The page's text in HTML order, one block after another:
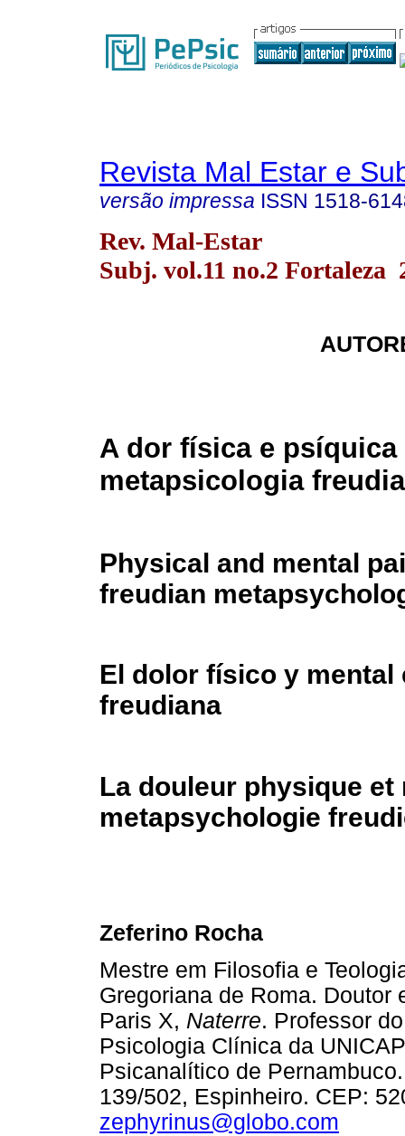
Revista Mal Estar e
versão impressa ISSN 1518-
Rev. Mal-Estar
Subj. vol.11 no.2 Fortaleza
A dor física e psíquica
metapsicologia
Physical and mental
freudian
El dolor físico y
freudiana
La douleur physique et
metapsychologie
Zeferino Rocha
Mestre em Filosofia e
Gregoriana de Roma.
Paris X, Naterre. Professor
Psicologia Clínica da
Psicanalítico de
139/502, Espinheiro. CEP:
zephyrinus@globo.com